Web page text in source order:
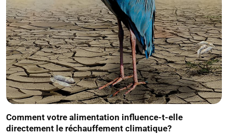
Comment votre alimentation influence-t-elle
directement le réchauffement climatique?